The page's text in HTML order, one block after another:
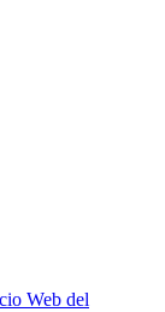
Web del